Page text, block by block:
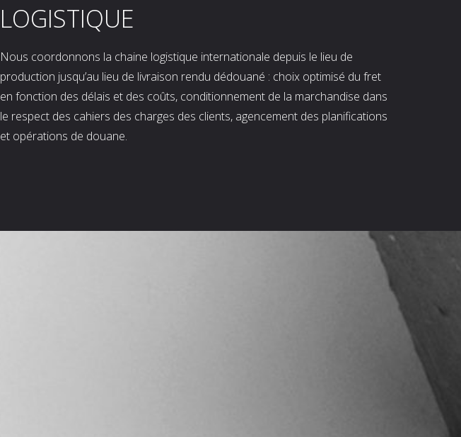
LOGISTIQUE
Nous coordonnons la chaine logistique internationale depuis le lieu de
production jusqu’au lieu de livraison rendu dédouané : choix optimisé du fret
en fonction des délais et des coûts, conditionnement de la marchandise dans
le respect des cahiers des charges des clients, agencement des planifications
et opérations de douane.